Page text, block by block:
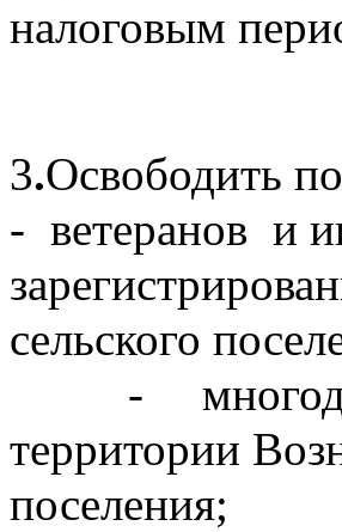
налоговым
3.Освободить
-  ветеранов  и
сельского
территории
поселения;